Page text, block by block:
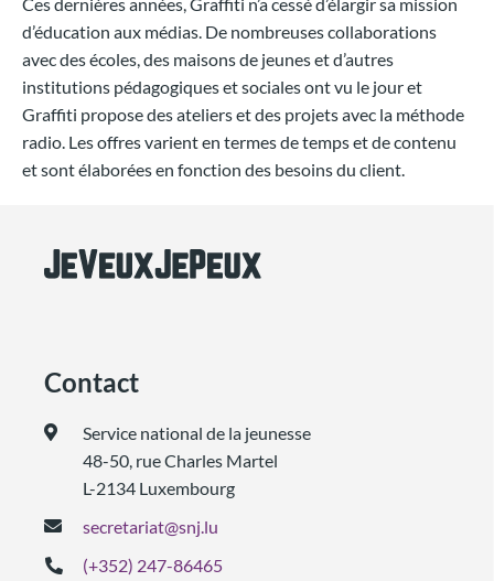
d’éducation aux médias. De nombreuses collaborations
avec des écoles, des maisons de jeunes et d’autres
institutions pédagogiques et sociales ont vu le jour et
Graffiti propose des ateliers et des projets avec la méthode
radio. Les offres varient en termes de temps et de contenu
et sont élaborées en fonction des besoins du client.
Contact
Service national de la jeunesse
48-50, rue Charles Martel
L-2134 Luxembourg
secretariat@snj.lu
(+352) 247-86465